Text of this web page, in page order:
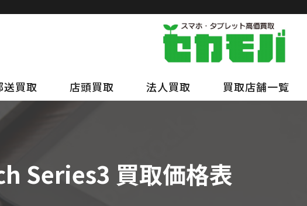
送買取 店頭買取 法人買取 買取店舗一覧
Series3 買取価格表